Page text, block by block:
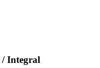
/ Integral